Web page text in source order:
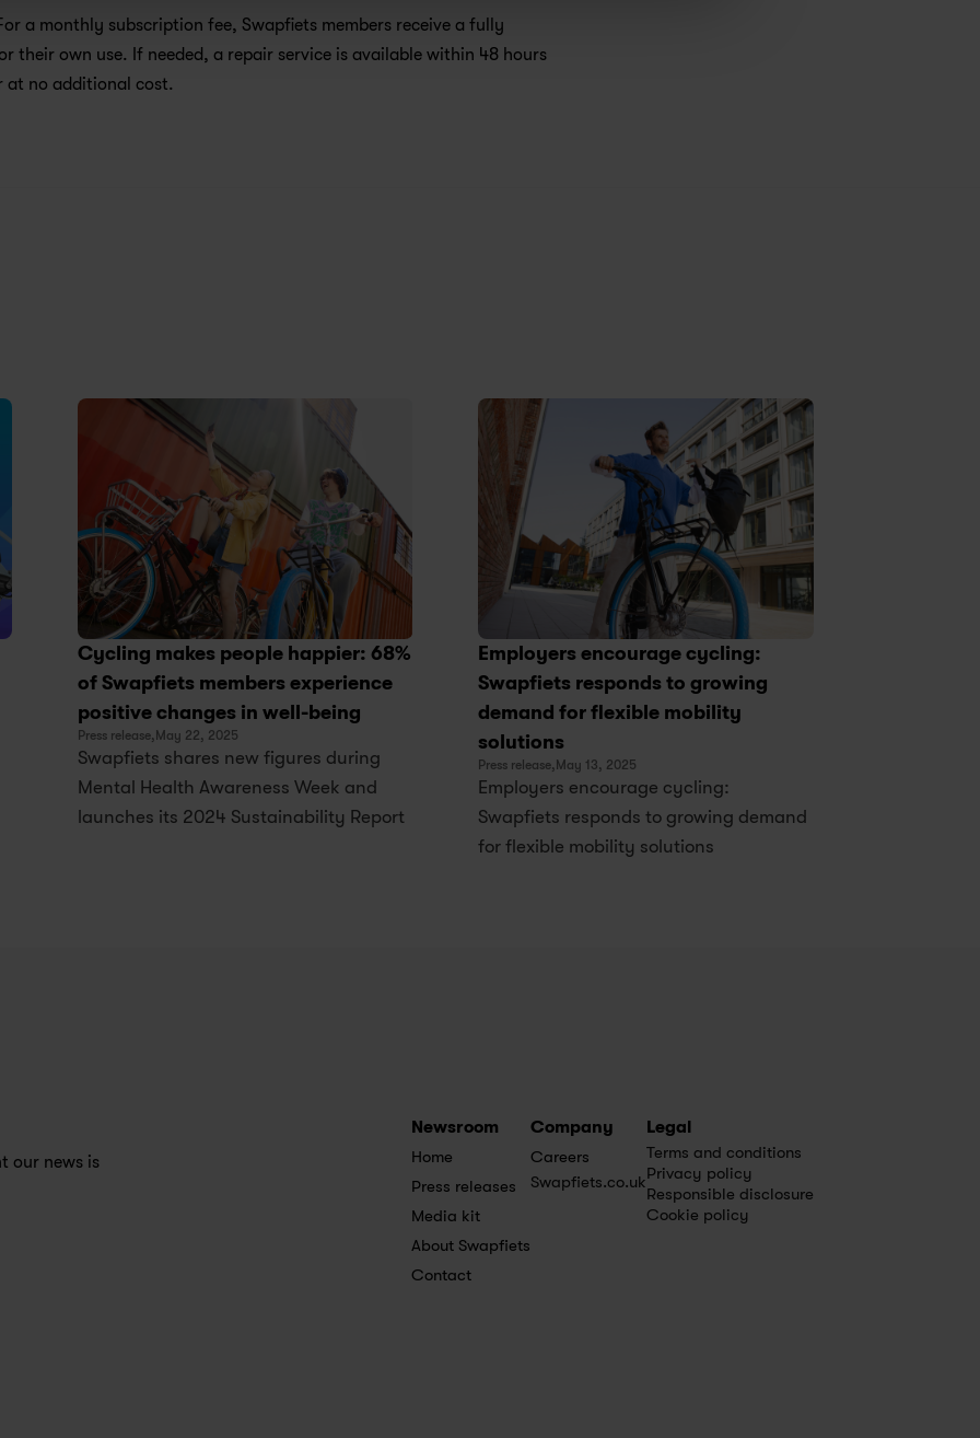
a monthly subscription fee, Swapfiets members receive a fully
own use. If needed, a repair service is available within 48 hours
at no additional cost.
Cycling makes people happier: 68%
of Swapfiets members experience
positive changes in well-being
Press release, May 22, 2025
Swapfiets shares new figures during
Mental Health Awareness Week and
launches its 2024 Sustainability Report
Employers encourage cycling:
Swapfiets responds to growing
demand for flexible mobility
solutions
Press release, May 13, 2025
Employers encourage cycling:
Swapfiets responds to growing demand
for flexible mobility solutions
our news is
Newsroom
Home
Press releases
Media kit
About Swapfiets
Contact
Company
Careers
Swapfiets.co.uk
Legal
Terms and conditions
Privacy policy
Responsible disclosure
Cookie policy